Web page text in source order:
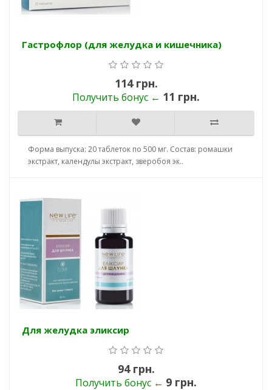
Гастрофлор (для желудка и кишечника)
114 грн.
Получить бонус ← 11 грн.
Форма выпуска: 20 таблеток по 500 мг. Состав: ромашки
экстракт, календулы экстракт, зверобоя эк..
Для желудка эликсир
94 грн.
Получить бонус ← 9 грн.